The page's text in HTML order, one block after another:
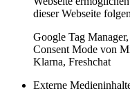
dieser Webseite
Google Tag
Consent Mode von
Klarna, Freshchat
Externe